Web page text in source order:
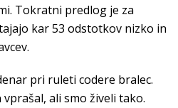
Tokratni predlog je za
kar 53 odstotkov nizko in
pri ruleti codere bralec.
ali smo živeli tako.